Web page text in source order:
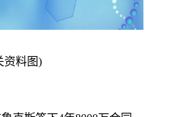
资料图)